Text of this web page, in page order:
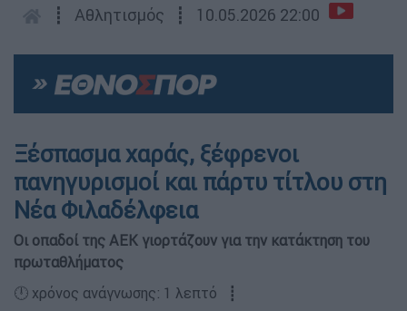
┋ Αθλητισμός ┋ 10.05.2026 22:00
Ξέσπασμα χαράς, ξέφρενοι
πανηγυρισμοί και πάρτυ τίτλου στη
Νέα Φιλαδέλφεια
Οι οπαδοί της ΑΕΚ γιορτάζουν για την κατάκτηση του
πρωταθλήματος
🕛 χρόνος ανάγνωσης: 1 λεπτό ┋